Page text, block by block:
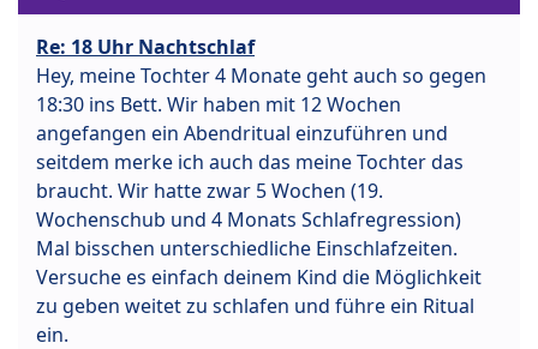
Re: 18 Uhr Nachtschlaf
Hey, meine Tochter 4 Monate geht auch so gegen
18:30 ins Bett. Wir haben mit 12 Wochen
angefangen ein Abendritual einzuführen und
seitdem merke ich auch das meine Tochter das
braucht. Wir hatte zwar 5 Wochen (19.
Wochenschub und 4 Monats Schlafregression)
Mal bisschen unterschiedliche Einschlafzeiten.
Versuche es einfach deinem Kind die Möglichkeit
zu geben weitet zu schlafen und führe ein Ritual
ein.